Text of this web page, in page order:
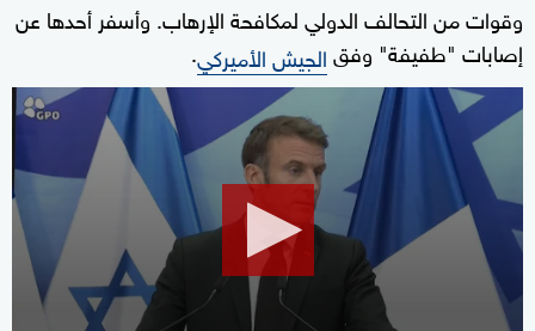
وقوات من التحالف الدولي لمكافحة الإرهاب. وأسفر أحدها عن
إصابات "طفيفة" وفقالجيش الأميركي.
32
seconds